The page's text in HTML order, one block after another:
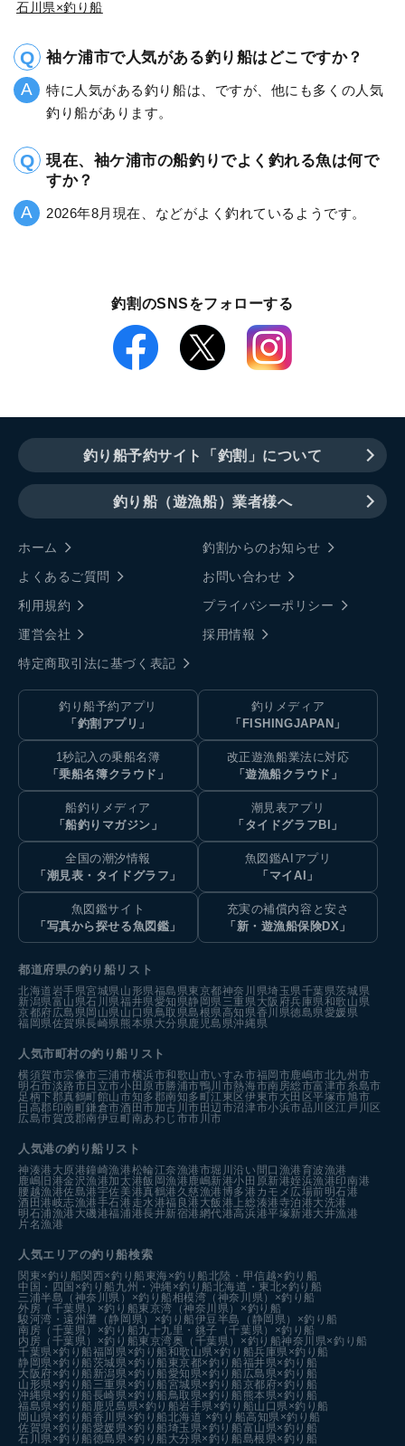
石川県×釣り船
袖ケ浦市で人気がある釣り船はどこですか？
特に人気がある釣り船は、ですが、他にも多くの人気
釣り船があります。
現在、袖ケ浦市の船釣りでよく釣れる魚は何で
すか？
2026年8月現在、などがよく釣れているようです。
釣割のSNSをフォローする
釣り船予約サイト「釣割」について
釣り船（遊漁船）業者様へ
ホーム
釣割からのお知らせ
よくあるご質問
お問い合わせ
利用規約
プライバシーポリシー
運営会社
採用情報
特定商取引法に基づく表記
釣り船予約アプリ
「釣割アプリ」
釣りメディア
「FISHINGJAPAN」
1秒記入の乗船名簿
「乗船名簿クラウド」
改正遊漁船業法に対応
「遊漁船クラウド」
船釣りメディア
「船釣りマガジン」
潮見表アプリ
「タイドグラフBI」
全国の潮汐情報
「潮見表・タイドグラフ」
魚図鑑AIアプリ
「マイAI」
魚図鑑サイト
「写真から探せる魚図鑑」
充実の補償内容と安さ
「新・遊漁船保険DX」
都道府県の釣り船リスト
北海道 岩手県宮城県 山形県福島県東京都神奈川県埼玉県千葉県茨城県
新潟県富山県石川県福井県愛知県静岡県 三重県 大阪府兵庫県和歌山県
京都府広島県岡山県 山口県 鳥取県島根県高知県香川県徳島県愛媛県
福岡県佐賀県長崎県 熊本県 大分県 鹿児島県沖縄県
人気市町村の釣り船リスト
横須賀市宗像市三浦市横浜市和歌山市いすみ市福岡市鹿嶋市北九州市
明石市淡路市日立市小田原市勝浦市鴨川市熱海市南房総市富津市糸島市
足柄下郡真鶴町館山市知多郡南知多町江東区伊東市大田区平塚市旭市
日高郡印南町鎌倉市酒田市加古川市田辺市沼津市小浜市品川区江戸川区
広島市賀茂郡南伊豆町南あわじ市市川市
人気港の釣り船リスト
神湊港 大原港鐘崎漁港松輪江奈漁港市堀川沿い 間口漁港育波漁港
鹿嶋旧港金沢漁港加太港飯岡漁港 鹿嶋新港小田原新港姪浜漁港印南港
腰越漁港佐島港宇佐美港真鶴港 久慈漁港博多港カモメ広場前明石港
酒田港岐志漁港手石港 走水港福良港 大飯港 上総湊港寺泊港大洗港
明石浦漁港 大磯港福浦港長井新宿港網代港高浜港平塚新港大井漁港
片名漁港
人気エリアの釣り船検索
関東×釣り船関西×釣り船 東海×釣り船北陸・甲信越×釣り船
中国・四国×釣り船 九州・沖縄×釣り船北海道・東北×釣り船
三浦半島（神奈川県）×釣り船相模湾（神奈川県）×釣り船
外房（千葉県）×釣り船東京湾（神奈川県）×釣り船
駿河湾・遠州灘（静岡県）×釣り船伊豆半島（静岡県）×釣り船
南房（千葉県）×釣り船九十九里・銚子（千葉県）×釣り船
内房（千葉県）×釣り船東京湾奥（千葉県）×釣り船神奈川県×釣り船
千葉県×釣り船福岡県×釣り船和歌山県×釣り船兵庫県×釣り船
静岡県×釣り船茨城県×釣り船 東京都×釣り船福井県×釣り船
大阪府×釣り船 新潟県×釣り船愛知県×釣り船 広島県×釣り船
山形県×釣り船 三重県×釣り船宮城県×釣り船京都府×釣り船
沖縄県×釣り船長崎県×釣り船 鳥取県×釣り船 熊本県×釣り船
福島県×釣り船 鹿児島県×釣り船岩手県×釣り船山口県×釣り船
岡山県×釣り船香川県×釣り船北海道 ×釣り船高知県×釣り船
佐賀県×釣り船愛媛県×釣り船埼玉県×釣り船富山県×釣り船
石川県×釣り船徳島県×釣り船 大分県×釣り船島根県×釣り船